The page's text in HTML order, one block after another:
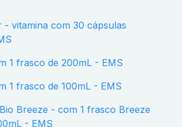
1 frasco de 200mL - EMS
1 frasco de 100mL - EMS
- EMS